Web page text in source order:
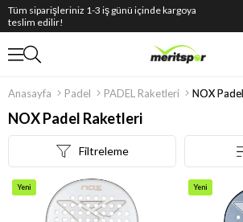
Tüm siparişleriniz 1-3 iş günü içinde kargoya
teslim edilir!
Anasayfa Padel PADEL Raketleri NOX
NOX Padel Raketleri
Filtreleme
Yeni
Yeni